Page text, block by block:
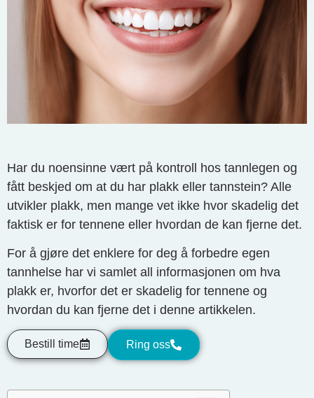
Har du noensinne vært på kontroll hos tannlegen og
fått beskjed om at du har plakk eller tannstein? Alle
utvikler plakk, men mange vet ikke hvor skadelig det
faktisk er for tennene eller hvordan de kan fjerne det.
For å gjøre det enklere for deg å forbedre egen
tannhelse har vi samlet all informasjonen om hva
plakk er, hvorfor det er skadelig for tennene og
hvordan du kan fjerne det i denne artikkelen.
Bestill time Ring oss